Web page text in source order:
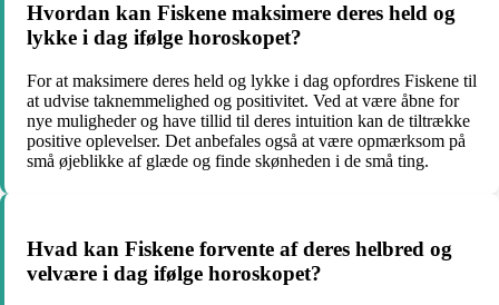
Hvordan kan Fiskene maksimere deres held og
lykke i dag ifølge horoskopet?
For at maksimere deres held og lykke i dag opfordres Fiskene til
at udvise taknemmelighed og positivitet. Ved at være åbne for
nye muligheder og have tillid til deres intuition kan de tiltrække
positive oplevelser. Det anbefales også at være opmærksom på
små øjeblikke af glæde og finde skønheden i de små ting.
Hvad kan Fiskene forvente af deres helbred og
velvære i dag ifølge horoskopet?